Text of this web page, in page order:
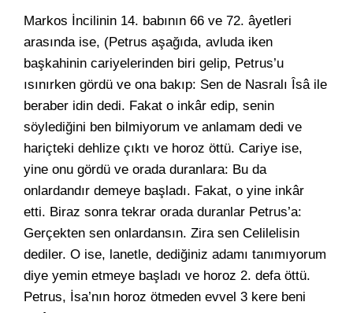
Markos İncilinin 14. babının 66 ve 72. âyetleri
arasında ise, (Petrus aşağıda, avluda iken
başkahinin cariyelerinden biri gelip, Petrus’u
ısınırken gördü ve ona bakıp: Sen de Nasralı Îsâ ile
beraber idin dedi. Fakat o inkâr edip, senin
söylediğini ben bilmiyorum ve anlamam dedi ve
hariçteki dehlize çıktı ve horoz öttü. Cariye ise,
yine onu gördü ve orada duranlara: Bu da
onlardandır demeye başladı. Fakat, o yine inkâr
etti. Biraz sonra tekrar orada duranlar Petrus’a:
Gerçekten sen onlardansın. Zira sen Celilelisin
dediler. O ise, lanetle, dediğiniz adamı tanımıyorum
diye yemin etmeye başladı ve horoz 2. defa öttü.
Petrus, İsa’nın horoz ötmeden evvel 3 kere beni